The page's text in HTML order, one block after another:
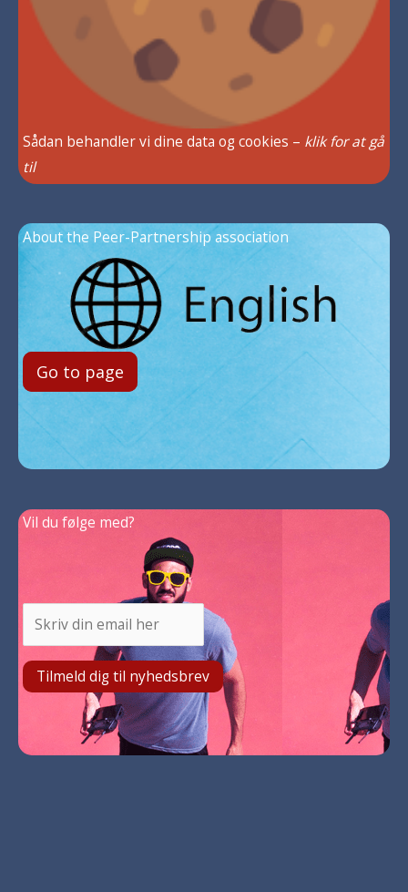
Sådan behandler vi dine data og cookies – klik for at gå
til
About the Peer-Partnership association
Go to page
Vil du følge med?